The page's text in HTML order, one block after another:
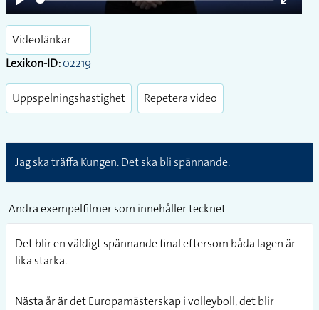
Play
Enter
Videolänkar
Lexikon-ID:02219
Uppspelningshastighet Repetera video
Jag ska träffa Kungen. Det ska bli spännande.
Andra exempelfilmer som innehåller tecknet
Det blir en väldigt spännande final eftersom båda lagen är
lika starka.
Nästa år är det Europamästerskap i volleyboll, det blir